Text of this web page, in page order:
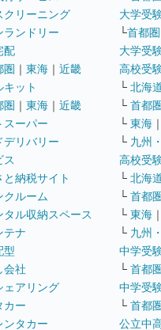
クリーニング
ランドリー
配
圏 ｜ 東海 ｜ 近畿
キット
圏 ｜ 東海 ｜ 近畿
スーパー
デリバリー
ス
と納税サイト
クルーム
タル収納スペース
テナ
型
会社
ェアリング
カー
ンタカー
大学受
└首都圏
大学受
高校受
└ 北海
└ 首都圏
└ 東海 ｜
└ 九州
高校受
└ 北海
└ 首都圏
└ 東海 ｜
└ 九州
中学受
└ 首都圏
中学受
└ 首都圏
公立中